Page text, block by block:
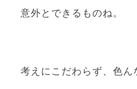
意外とできるものね。
考えにこだわらず、色